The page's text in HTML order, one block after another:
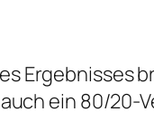
Ergebnisses
ein 80/20-